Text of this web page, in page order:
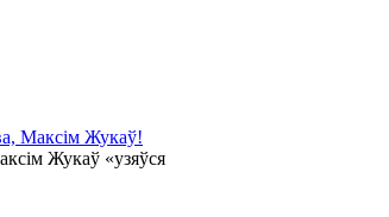
Максім Жукаў!
Жукаў «узяўся